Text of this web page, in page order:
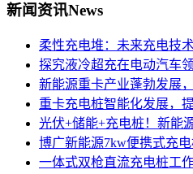
新闻资讯News
柔性充电堆：未来充电技
探究液冷超充在电动汽车
新能源重卡产业蓬勃发展
重卡充电桩智能化发展，
光伏+储能+充电桩！新能
博广新能源7kw便携式充
一体式双枪直流充电桩工